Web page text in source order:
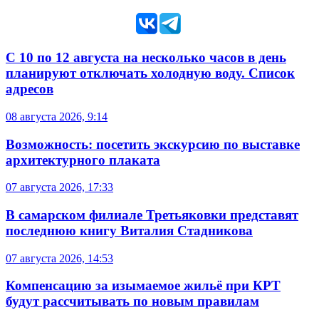
С 10 по 12 августа на несколько часов в день
планируют отключать холодную воду. Список
адресов
08 августа 2026, 9:14
Возможность: посетить экскурсию по выставке
архитектурного плаката
07 августа 2026, 17:33
В самарском филиале Третьяковки представят
последнюю книгу Виталия Стадникова
07 августа 2026, 14:53
Компенсацию за изымаемое жильё при КРТ
будут рассчитывать по новым правилам